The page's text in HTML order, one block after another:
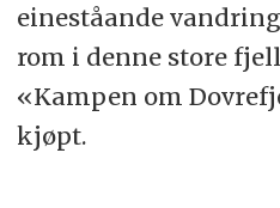
eineståande
rom i denne store
«Kampen om
kjøpt.